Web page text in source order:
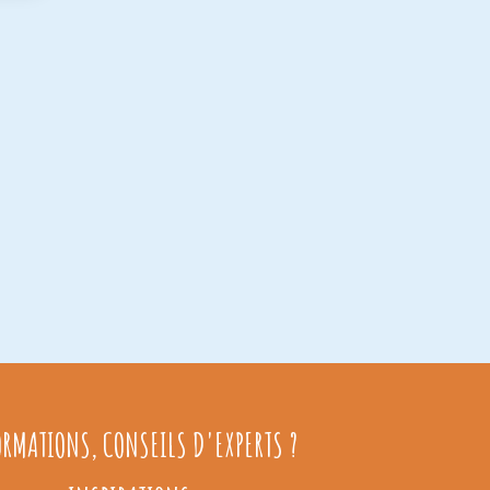
CONSEILS D'EXPERTS ?